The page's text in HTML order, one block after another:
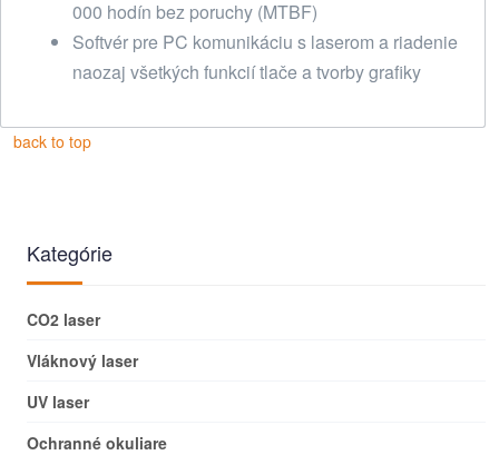
000 hodín bez poruchy (MTBF)
Softvér pre PC komunikáciu s laserom a riadenie
naozaj všetkých funkcií tlače a tvorby grafiky
back to top
Kategórie
CO2 laser
Vláknový laser
UV laser
Ochranné okuliare